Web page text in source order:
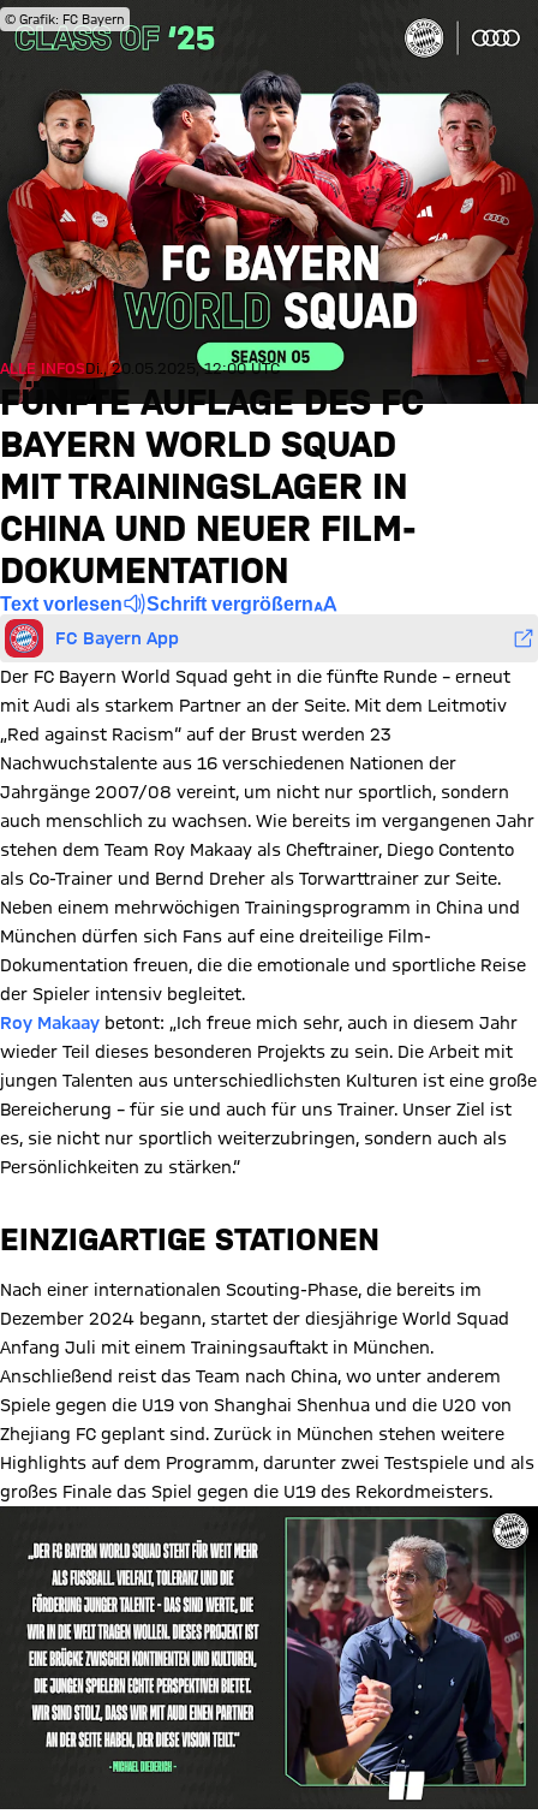
© Grafik: FC Bayern
ALLE INFOSDi., 20.05.2025, 12:00 UTC
FÜNFTE AUFLAGE DES FC
BAYERN WORLD SQUAD
MIT TRAININGSLAGER IN
CHINA UND NEUER FILM-
DOKUMENTATION
Text vorlesen Schrift vergrößern
FC Bayern App
Der FC Bayern World Squad geht in die fünfte Runde – erneut
mit Audi als starkem Partner an der Seite. Mit dem Leitmotiv
„Red against Racism“ auf der Brust werden 23
Nachwuchstalente aus 16 verschiedenen Nationen der
Jahrgänge 2007/08 vereint, um nicht nur sportlich, sondern
auch menschlich zu wachsen. Wie bereits im vergangenen Jahr
stehen dem Team Roy Makaay als Cheftrainer, Diego Contento
als Co-Trainer und Bernd Dreher als Torwarttrainer zur Seite.
Neben einem mehrwöchigen Trainingsprogramm in China und
München dürfen sich Fans auf eine dreiteilige Film-
Dokumentation freuen, die die emotionale und sportliche Reise
der Spieler intensiv begleitet.
Roy Makaay betont: „Ich freue mich sehr, auch in diesem Jahr
wieder Teil dieses besonderen Projekts zu sein. Die Arbeit mit
jungen Talenten aus unterschiedlichsten Kulturen ist eine große
Bereicherung – für sie und auch für uns Trainer. Unser Ziel ist
es, sie nicht nur sportlich weiterzubringen, sondern auch als
Persönlichkeiten zu stärken.“
EINZIGARTIGE STATIONEN
Nach einer internationalen Scouting-Phase, die bereits im
Dezember 2024 begann, startet der diesjährige World Squad
Anfang Juli mit einem Trainingsauftakt in München.
Anschließend reist das Team nach China, wo unter anderem
Spiele gegen die U19 von Shanghai Shenhua und die U20 von
Zhejiang FC geplant sind. Zurück in München stehen weitere
Highlights auf dem Programm, darunter zwei Testspiele und als
großes Finale das Spiel gegen die U19 des Rekordmeisters.